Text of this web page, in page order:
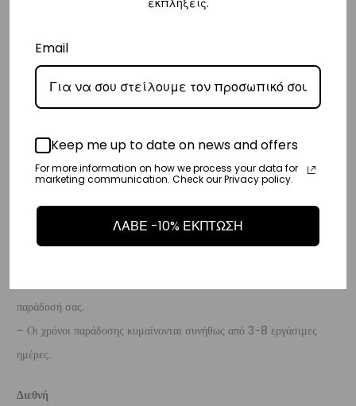
– Προσφέρουμε επίσης αντικαταβολή για παραγγελίες σε όλη την
Κύπρος
– Τα έξοδα αποστολής για Κύπρο είναι στα
€16
την παράδοσή σας.
– Οι χρόνοι παράδοσης κυμαίνονται συνήθως από 2-7 εργάσιμες
παράδοσή σας.
– Οι χρόνοι παράδοσης κυμαίνονται συνήθως από 3-8 εργάσιμες
ημέρες.
Διεθνή
Email
Keep me up to date on news and offers
For more information on how we process your data for
marketing communication. Check our Privacy policy.
ΛΑΒΕ -10% ΕΚΠΤΩΣΗ